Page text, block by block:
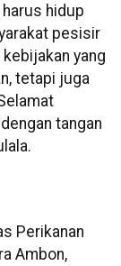
hidup
pesisir
yang
tetapi juga
tangan
Perikanan
Ambon,